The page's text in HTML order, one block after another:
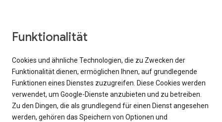
Funktionalität
Cookies und ähnliche Technologien, die zu Zwecken der
Funktionalität dienen, ermöglichen Ihnen, auf grundlegende
Funktionen eines Dienstes zuzugreifen. Diese Cookies werden
verwendet, um Google-Dienste anzubieten und zu betreiben.
Zu den Dingen, die als grundlegend für einen Dienst angesehen
werden, gehören das Speichern von Optionen und